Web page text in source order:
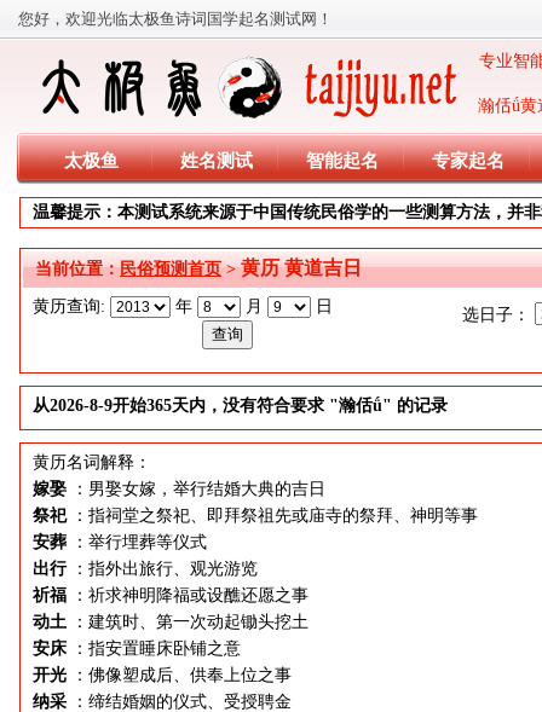
您好，欢迎光临太极鱼诗词国学起名测试网！
瀚佸ǘ黄
专业智
太极鱼 姓名测试 智能起名 专家起名
温馨提示：本测试系统来源于中国传统民俗学的一些测算方法，并
当前位置：民俗预测首页>黄历 黄道吉日
黄历查询: 年 月 日 选日子：
从2026-8-9开始365天内，没有符合要求 "瀚佸ǘ" 的记录
黄历名词解释：
嫁娶
：男娶女嫁，举行结婚大典的吉日
祭祀 ：指祠堂之祭祀、即拜祭祖先或庙寺的祭拜、神明等事
安葬
：举行埋葬等仪式
出行 ：指外出旅行、观光游览
祈福
：祈求神明降福或设醮还愿之事
动土
：建筑时、第一次动起锄头挖土
安床
：指安置睡床卧铺之意
开光
：佛像塑成后、供奉上位之事
纳采
：缔结婚姻的仪式、受授聘金